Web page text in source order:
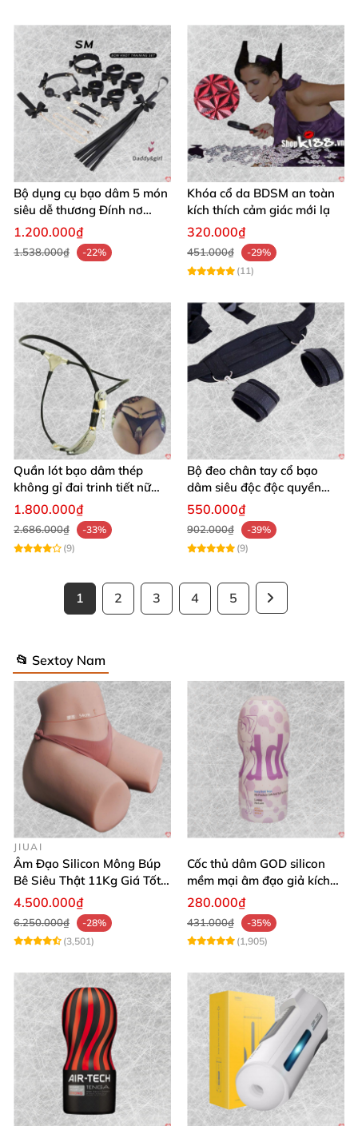
Bộ dụng cụ bạo dâm 5 món
siêu dễ thương Đính nơ
quyến rũ kích thích
1.200.000₫
1.538.000₫ -22%
Khóa cổ da BDSM an toàn
kích thích cảm giác mới lạ
320.000₫
451.000₫
-29%
(11)
Quần lót bạo dâm thép
không gỉ đai trinh tiết nữ
sexy kích thích
1.800.000₫
2.686.000₫
-33%
(9)
Bộ đeo chân tay cổ bạo
dâm siêu độc độc quyền
thoả mãn
550.000₫
902.000₫
-39%
(9)
1 2 3 4 5
📂 Sextoy Nam
JIUAI
Âm Đạo Silicon Mông Búp
Bê Siêu Thật 11Kg Giá Tốt
Hàng Nhật
4.500.000₫
6.250.000₫
-28%
(3,501)
Cốc thủ dâm GOD silicon
mềm mại âm đạo giả kích
thích mạnh mẽ
280.000₫
431.000₫
-35%
(1,905)